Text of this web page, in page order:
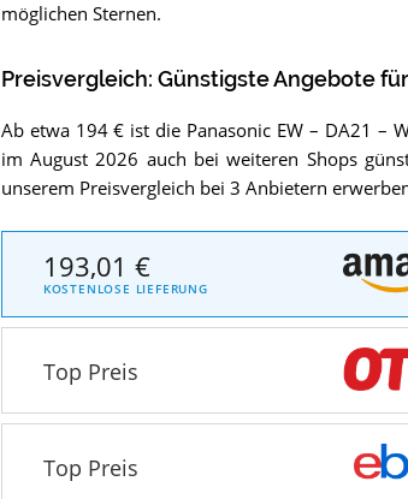
möglichen Sternen.
Preisvergleich: Günstigste Angebote für
Ab etwa 194 € ist die Panasonic EW – DA21 –
im August 2026 auch bei weiteren Shops
unserem Preisvergleich bei 3 Anbietern
193,01 €
KOSTENLOSE LIEFERUNG
Top Preis
Top Preis